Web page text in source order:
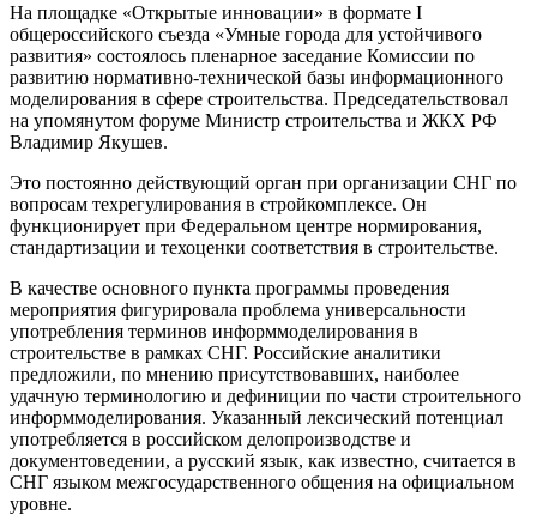
На площадке «Открытые инновации» в формате I
общероссийского съезда «Умные города для устойчивого
развития» состоялось пленарное заседание Комиссии по
развитию нормативно-технической базы информационного
моделирования в сфере строительства. Председательствовал
на упомянутом форуме Министр строительства и ЖКХ РФ
Владимир Якушев.
Это постоянно действующий орган при организации СНГ по
вопросам техрегулирования в стройкомплексе. Он
функционирует при Федеральном центре нормирования,
стандартизации и техоценки соответствия в строительстве.
В качестве основного пункта программы проведения
мероприятия фигурировала проблема универсальности
употребления терминов информмоделирования в
строительстве в рамках СНГ. Российские аналитики
предложили, по мнению присутствовавших, наиболее
удачную терминологию и дефиниции по части строительного
информмоделирования. Указанный лексический потенциал
употребляется в российском делопроизводстве и
документоведении, а русский язык, как известно, считается в
СНГ языком межгосударственного общения на официальном
уровне.